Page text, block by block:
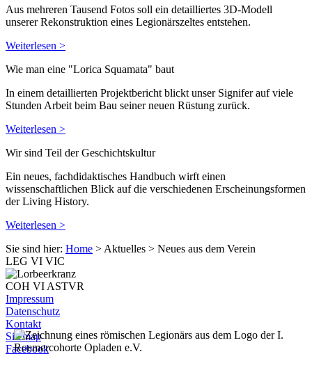
Aus mehreren Tausend Fotos soll ein detailliertes 3D-Modell
unserer Rekonstruktion eines Legionärszeltes entstehen.
Weiterlesen >
Wie man eine "Lorica Squamata" baut
In einem detaillierten Projektbericht blickt unser Signifer auf viele
Stunden Arbeit beim Bau seiner neuen Rüstung zurück.
Weiterlesen >
Wir sind Teil der Geschichtskultur
Ein neues, fachdidaktisches Handbuch wirft einen
wissenschaftlichen Blick auf die verschiedenen Erscheinungsformen
der Living History.
Weiterlesen >
Sie sind hier: Home > Aktuelles > Neues aus dem Verein
LEG VI VIC
COH VI ASTVR
Impressum
Datenschutz
Kontakt
Sitemap
Facebook